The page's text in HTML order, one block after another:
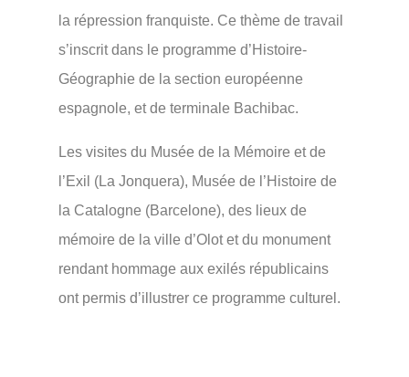
la répression franquiste. Ce thème de travail
s’inscrit dans le programme d’Histoire-
Géographie de la section européenne
espagnole, et de terminale Bachibac.
Les visites du Musée de la Mémoire et de
l’Exil (La Jonquera), Musée de l’Histoire de
la Catalogne (Barcelone), des lieux de
mémoire de la ville d’Olot et du monument
rendant hommage aux exilés républicains
ont permis d’illustrer ce programme culturel.